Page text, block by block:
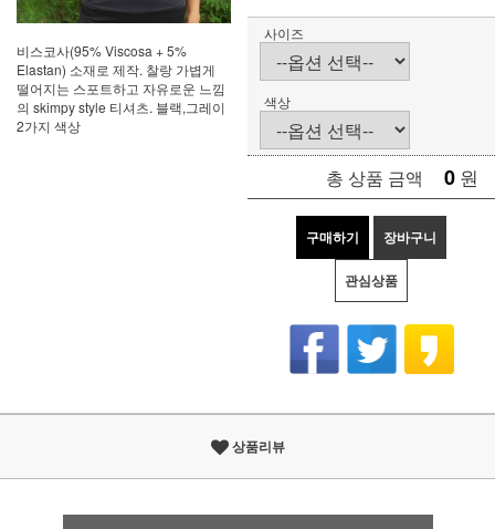
비스코사(95% Viscosa + 5%
Elastan) 소재로 제작. 찰랑 가볍게
떨어지는 스포트하고 자유로운 느낌
의 skimpy style 티셔츠. 블랙,그레이
2가지 색상
사이즈
색상
총 상품 금액 0 원
구매하기 장바구니
관심상품
상품리뷰